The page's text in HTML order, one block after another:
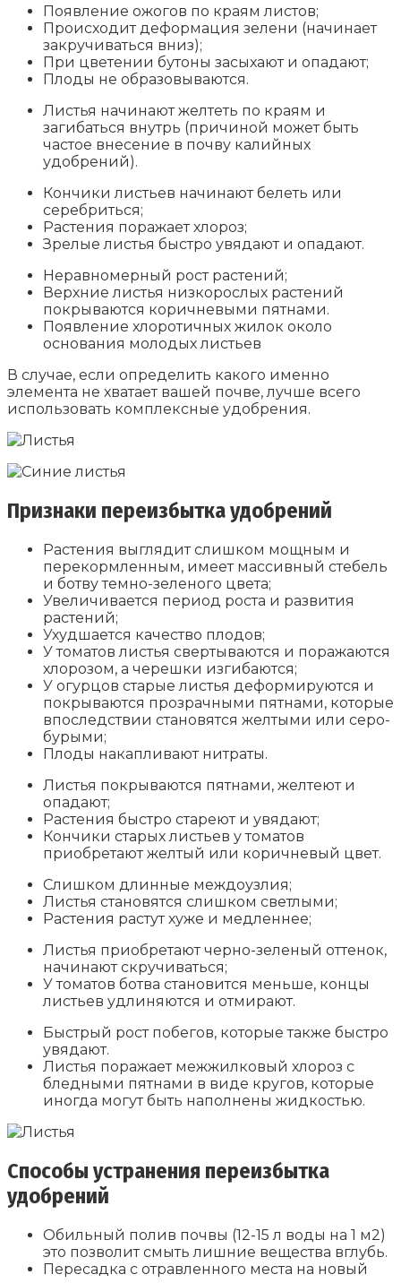
Появление ожогов по краям листов;
Происходит деформация зелени (начинает
закручиваться вниз);
При цветении бутоны засыхают и опадают;
Плоды не образовываются.
Листья начинают желтеть по краям и
загибаться внутрь (причиной может быть
частое внесение в почву калийных
удобрений).
Кончики листьев начинают белеть или
серебриться;
Растения поражает хлороз;
Зрелые листья быстро увядают и опадают.
Неравномерный рост растений;
Верхние листья низкорослых растений
покрываются коричневыми пятнами.
Появление хлоротичных жилок около
основания молодых листьев
В случае, если определить какого именно
элемента не хватает вашей почве, лучше всего
использовать комплексные удобрения.
Признаки переизбытка удобрений
Растения выглядит слишком мощным и
перекормленным, имеет массивный стебель
и ботву темно-зеленого цвета;
Увеличивается период роста и развития
растений;
Ухудшается качество плодов;
У томатов листья свертываются и поражаются
хлорозом, а черешки изгибаются;
У огурцов старые листья деформируются и
покрываются прозрачными пятнами, которые
впоследствии становятся желтыми или серо-
бурыми;
Плоды накапливают нитраты.
Листья покрываются пятнами, желтеют и
опадают;
Растения быстро стареют и увядают;
Кончики старых листьев у томатов
приобретают желтый или коричневый цвет.
Слишком длинные междоузлия;
Листья становятся слишком светлыми;
Растения растут хуже и медленнее;
Листья приобретают черно-зеленый оттенок,
начинают скручиваться;
У томатов ботва становится меньше, концы
листьев удлиняются и отмирают.
Быстрый рост побегов, которые также быстро
увядают.
Листья поражает межжилковый хлороз с
бледными пятнами в виде кругов, которые
иногда могут быть наполнены жидкостью.
Способы устранения переизбытка
удобрений
Обильный полив почвы (12-15 л воды на 1 м2)
это позволит смыть лишние вещества вглубь.
Пересадка с отравленного места на новый